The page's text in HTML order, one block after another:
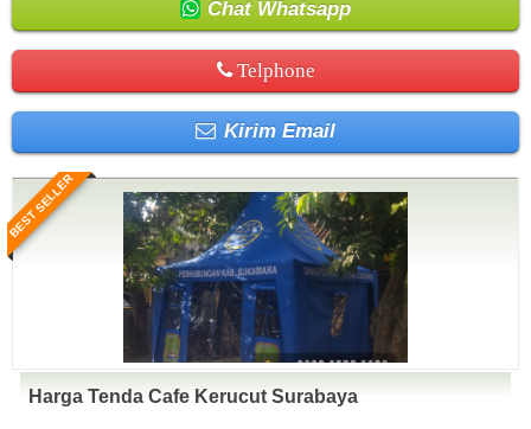
Chat Whatsapp
Telphone
Kirim Email
BEST SELLER
Harga Tenda Cafe Kerucut Surabaya